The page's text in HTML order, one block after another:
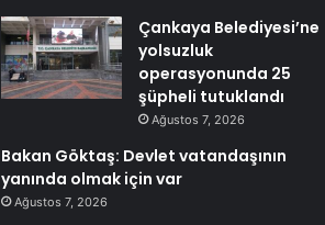
Çankaya Belediyesi’ne
yolsuzluk
operasyonunda 25
şüpheli tutuklandı
Ağustos 7, 2026
Bakan Göktaş: Devlet vatandaşının
yanında olmak için var
Ağustos 7, 2026